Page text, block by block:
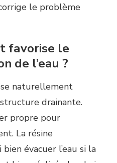
le problème
favorise le
de l’eau ?
naturellement
structure drainante.
propre pour
La résine
évacuer l’eau si la